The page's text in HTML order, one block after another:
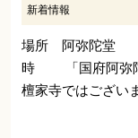
新着情報
場所 阿弥陀堂
時 「国府阿弥陀
檀家寺ではござい